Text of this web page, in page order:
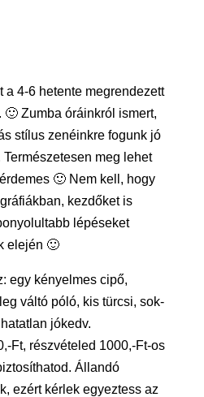
a 4-6 hetente megrendezett
🙂 Zumba óráinkról ismert,
stílus zenéinkre fogunk jó
meg lehet
🙂 Nem kell, hogy
kezdőket is
lépéseket
elején 🙂
egy kényelmes cipő,
váltó póló, kis türcsi, sok-
jókedv.
Ft, részvételed 1000,-Ft-os
Állandó
ezért kérlek egyeztess az